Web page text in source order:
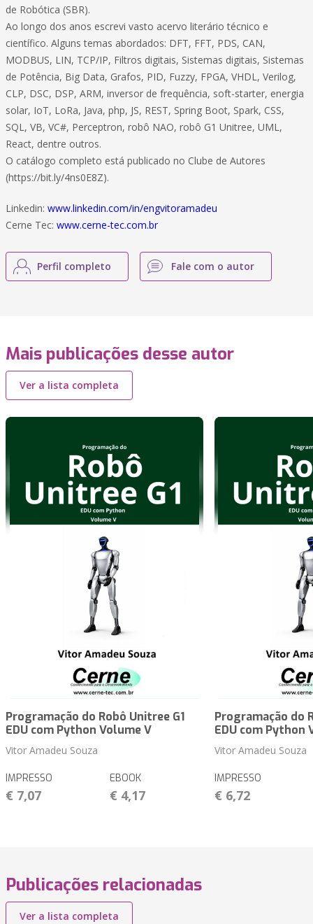
de Robótica (SBR).
Ao longo dos anos escrevi vasto acervo literário técnico e
científico. Alguns temas abordados: DFT, FFT, PDS, CAN,
MODBUS, LIN, TCP/IP, Filtros digitais, Sistemas digitais, Sistemas
de Potência, Big Data, Grafos, PID, Fuzzy, FPGA, VHDL, Verilog,
CLP, DSC, DSP, ARM, inversor de frequência, soft-starter, energia
solar, IoT, LoRa, Java, php, JS, REST, Spring Boot, Spark, CSS,
SQL, VB, VC#, Perceptron, robô NAO, robô G1 Unitree, UML,
React, dentre outros.
O catálogo completo está publicado no Clube de Autores
(https://bit.ly/4ns0E8Z).
Linkedin: www.linkedin.com/in/engvitoramadeu
Cerne Tec: www.cerne-tec.com.br
Perfil completo Fale com o autor
Mais publicações desse autor
Ver a lista completa
Programação do Robô Unitree G1
EDU com Python Volume V
Vitor Amadeu Souza
IMPRESSO
€ 7,07
EBOOK
€ 4,17
Programação do
EDU com Python
Vitor Amadeu Souza
IMPRESSO
€ 6,72
Publicações relacionadas
Ver a lista completa